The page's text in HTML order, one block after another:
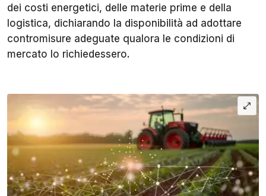
dei costi energetici, delle materie prime e della
logistica, dichiarando la disponibilità ad adottare
contromisure adeguate qualora le condizioni di
mercato lo richiedessero.